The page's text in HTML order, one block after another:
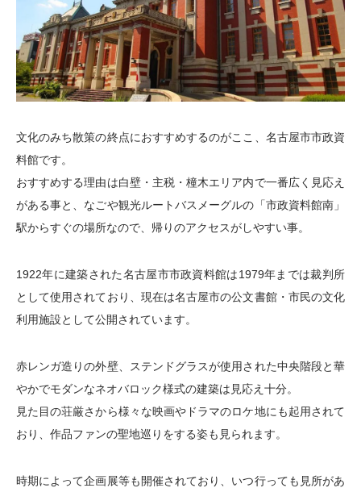
文化のみち散策の終点におすすめするのがここ、名古屋市市政資
料館です。
おすすめする理由は白壁・主税・橦木エリア内で一番広く見応え
がある事と、なごや観光ルートバスメーグルの「市政資料館南」
駅からすぐの場所なので、帰りのアクセスがしやすい事。
1922年に建築された名古屋市市政資料館は1979年までは裁判所
として使用されており、現在は名古屋市の公文書館・市民の文化
利用施設として公開されています。
赤レンガ造りの外壁、ステンドグラスが使用された中央階段と華
やかでモダンなネオバロック様式の建築は見応え十分。
見た目の荘厳さから様々な映画やドラマのロケ地にも起用されて
おり、作品ファンの聖地巡りをする姿も見られます。
時期によって企画展等も開催されており、いつ行っても見所があ